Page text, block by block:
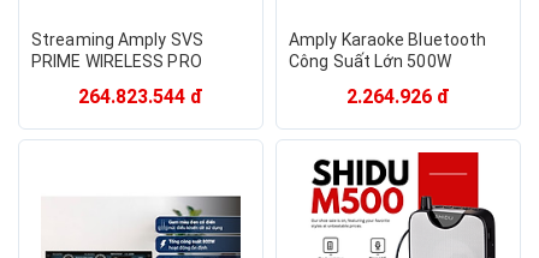
Streaming Amply SVS
PRIME WIRELESS PRO
hãng / Hàng nhập khẩu
264.823.544 đ
Amply Karaoke Bluetooth
Công Suất Lớn 500W
Chính Hãng)2.264.926 đ